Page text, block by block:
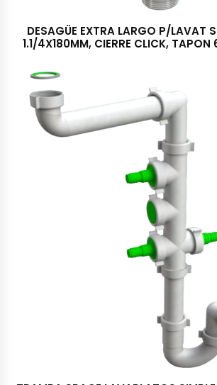
DESAGÜE EXTRA LARGO P/LAVAT
1.1/4X180MM, CIERRE CLICK,